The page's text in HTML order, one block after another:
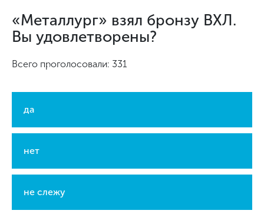
«Металлург» взял бронзу ВХЛ.
Вы удовлетворены?
Всего проголосовали: 331
да
нет
не слежу